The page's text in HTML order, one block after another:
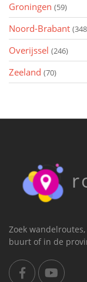
Groningen (59)
Noord-Brabant
Overijssel (246)
Zeeland (70)
Zoek
buurt of in de